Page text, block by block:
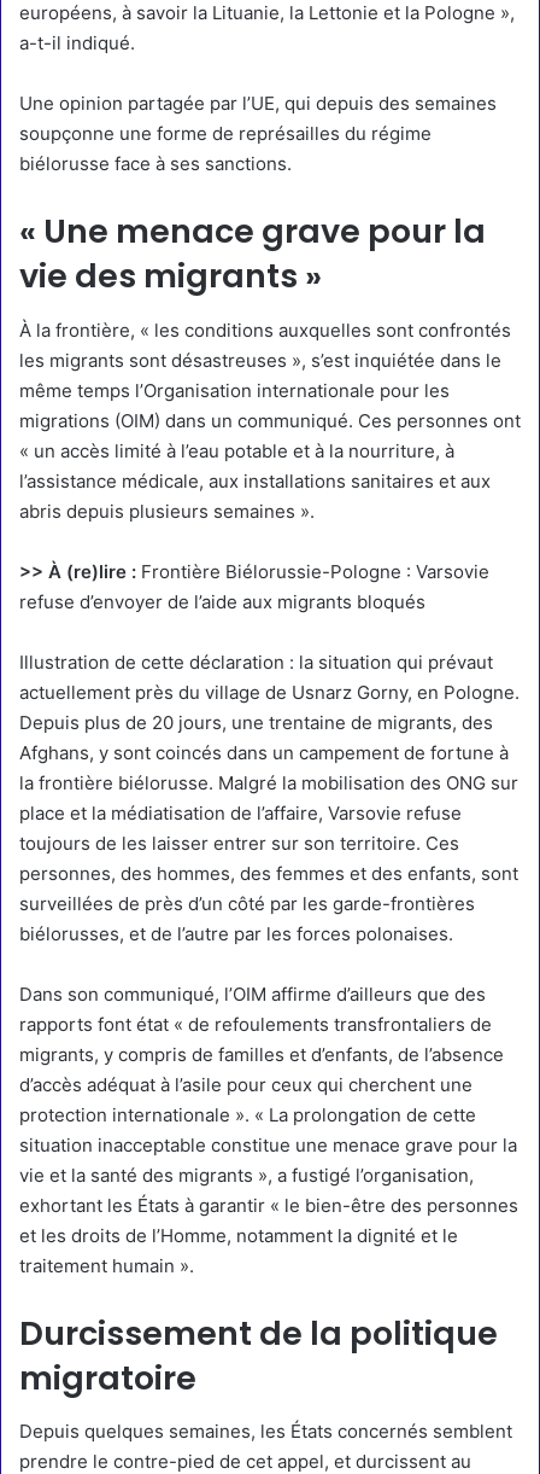
européens, à savoir la Lituanie, la Lettonie et la Pologne »,
a-t-il indiqué.
Une opinion partagée par l’UE, qui depuis des semaines
soupçonne une forme de représailles du régime
biélorusse face à ses sanctions.
« Une menace grave pour la
vie des migrants »
À la frontière, « les conditions auxquelles sont confrontés
les migrants sont désastreuses », s’est inquiétée dans le
même temps l’Organisation internationale pour les
migrations (OIM) dans un communiqué. Ces personnes ont
« un accès limité à l’eau potable et à la nourriture, à
l’assistance médicale, aux installations sanitaires et aux
abris depuis plusieurs semaines ».
>> À (re)lire : Frontière Biélorussie-Pologne : Varsovie
refuse d’envoyer de l’aide aux migrants bloqués
Illustration de cette déclaration : la situation qui prévaut
actuellement près du village de Usnarz Gorny, en Pologne.
Depuis plus de 20 jours, une trentaine de migrants, des
Afghans, y sont coincés dans un campement de fortune à
la frontière biélorusse. Malgré la mobilisation des ONG sur
place et la médiatisation de l’affaire, Varsovie refuse
toujours de les laisser entrer sur son territoire. Ces
personnes, des hommes, des femmes et des enfants, sont
surveillées de près d’un côté par les garde-frontières
biélorusses, et de l’autre par les forces polonaises.
Dans son communiqué, l’OIM affirme d’ailleurs que des
rapports font état « de refoulements transfrontaliers de
migrants, y compris de familles et d’enfants, de l’absence
d’accès adéquat à l’asile pour ceux qui cherchent une
protection internationale ». « La prolongation de cette
situation inacceptable constitue une menace grave pour la
vie et la santé des migrants », a fustigé l’organisation,
exhortant les États à garantir « le bien-être des personnes
et les droits de l’Homme, notamment la dignité et le
traitement humain ».
Durcissement de la politique
migratoire
Depuis quelques semaines, les États concernés semblent
prendre le contre-pied de cet appel, et durcissent au